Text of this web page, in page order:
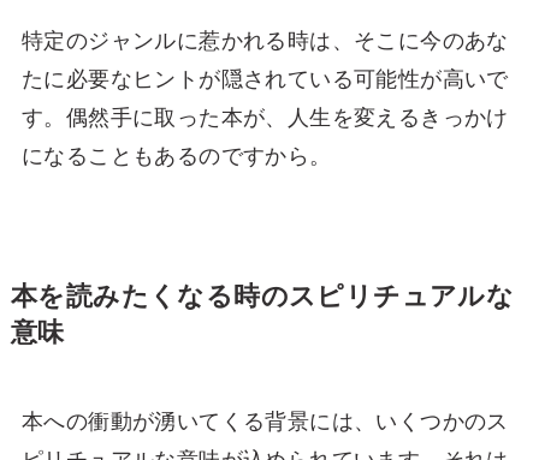
特定のジャンルに惹かれる時は、そこに今のあな
たに必要なヒントが隠されている可能性が高いで
す。偶然手に取った本が、人生を変えるきっかけ
になることもあるのですから。
本を読みたくなる時のスピリチュアルな
意味
本への衝動が湧いてくる背景には、いくつかのス